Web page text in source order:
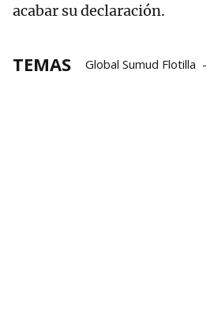
acabar su declaración.
TEMAS Global Sumud Flotilla